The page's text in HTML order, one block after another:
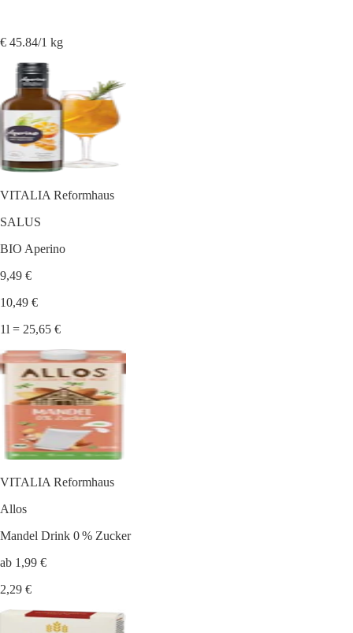
€ 45.84/1 kg
VITALIA Reformhaus
SALUS
BIO Aperino
9,49 €
10,49 €
1l = 25,65 €
VITALIA Reformhaus
Allos
Mandel Drink 0 % Zucker
ab 1,99 €
2,29 €